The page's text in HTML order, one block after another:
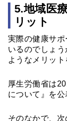
5.地域医
リット
実際の健康サ
いるのでしょ
ようなメリッ
厚生労働省は
について』を公
そのなかで、